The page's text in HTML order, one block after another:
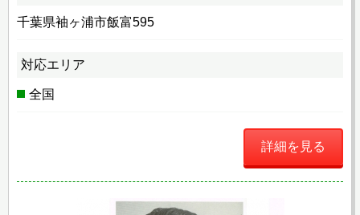
千葉県袖ヶ浦市飯富595
対応エリア
全国
詳細を見る